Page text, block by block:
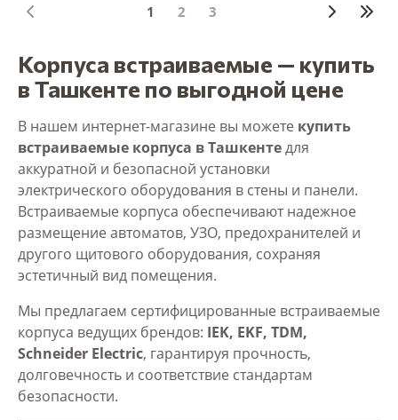
1 2 3
Корпуса встраиваемые — купить
в Ташкенте по выгодной цене
В нашем интернет-магазине вы можете купить
встраиваемые корпуса в Ташкентедля
аккуратной и безопасной установки
электрического оборудования в стены и панели.
Встраиваемые корпуса обеспечивают надежное
размещение автоматов, УЗО, предохранителей и
другого щитового оборудования, сохраняя
эстетичный вид помещения.
Мы предлагаем сертифицированные встраиваемые
корпуса ведущих брендов: IEK, EKF, TDM,
Schneider Electric, гарантируя прочность,
долговечность и соответствие стандартам
безопасности.